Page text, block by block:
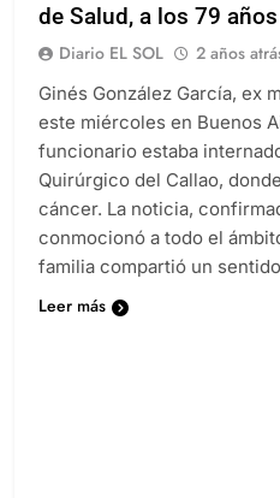
de Salud, a los 79 años
Diario EL SOL 2 años
Ginés González García, ex
este miércoles en Buenos
funcionario estaba
Quirúrgico del Callao,
cáncer. La noticia,
conmocionó a todo el
familia compartió un
Leer más